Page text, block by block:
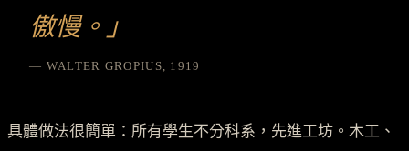
傲慢。」
— WALTER GROPIUS, 1919
具體做法很簡單：所有學生不分科系，先進工坊。木工、